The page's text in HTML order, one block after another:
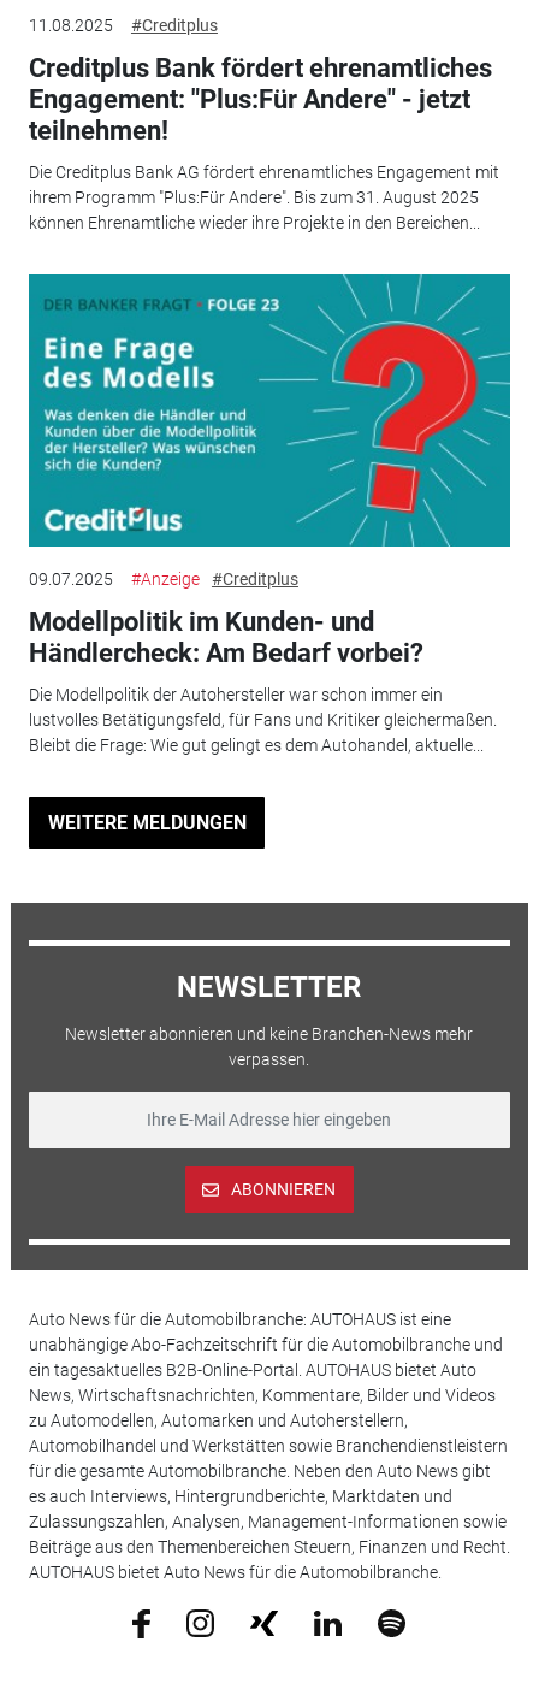
11.08.2025 #Creditplus
Creditplus Bank fördert ehrenamtliches
Engagement: "Plus:Für Andere" - jetzt
teilnehmen!
Die Creditplus Bank AG fördert ehrenamtliches Engagement mit
ihrem Programm "Plus:Für Andere". Bis zum 31. August 2025
können Ehrenamtliche wieder ihre Projekte in den Bereichen...
09.07.2025 #Anzeige #Creditplus
Modellpolitik im Kunden- und
Händlercheck: Am Bedarf vorbei?
Die Modellpolitik der Autohersteller war schon immer ein
lustvolles Betätigungsfeld, für Fans und Kritiker gleichermaßen.
Bleibt die Frage: Wie gut gelingt es dem Autohandel, aktuelle...
WEITERE MELDUNGEN
NEWSLETTER
Newsletter abonnieren und keine Branchen-News mehr
verpassen.
ABONNIEREN
Auto News für die Automobilbranche: AUTOHAUS ist eine
unabhängige Abo-Fachzeitschrift für die Automobilbranche und
ein tagesaktuelles B2B-Online-Portal. AUTOHAUS bietet Auto
News, Wirtschaftsnachrichten, Kommentare, Bilder und Videos
zu Automodellen, Automarken und Autoherstellern,
Automobilhandel und Werkstätten sowie Branchendienstleistern
für die gesamte Automobilbranche. Neben den Auto News gibt
es auch Interviews, Hintergrundberichte, Marktdaten und
Zulassungszahlen, Analysen, Management-Informationen sowie
Beiträge aus den Themenbereichen Steuern, Finanzen und Recht.
AUTOHAUS bietet Auto News für die Automobilbranche.